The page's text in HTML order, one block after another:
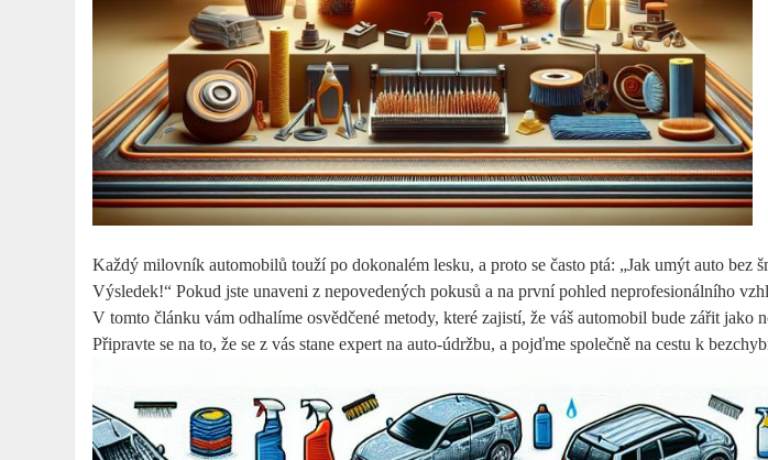
Každý milovník automobilů touží po dokonalém lesku, a proto se často ptá: „Jak umýt auto bez
Výsledek!“ Pokud jste unaveni z nepovedených pokusů a na první pohled neprofesionálního
V tomto článku vám odhalíme osvědčené metody, které zajistí, že váš automobil bude zářit jako
Připravte se na to, že se z vás stane expert na auto-údržbu, a pojďme společně na cestu k